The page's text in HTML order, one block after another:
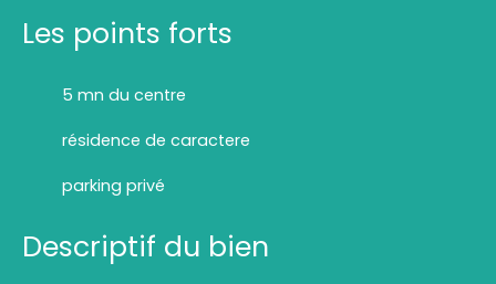
Les points forts
5 mn du centre
résidence de caractere
parking privé
Descriptif du bien